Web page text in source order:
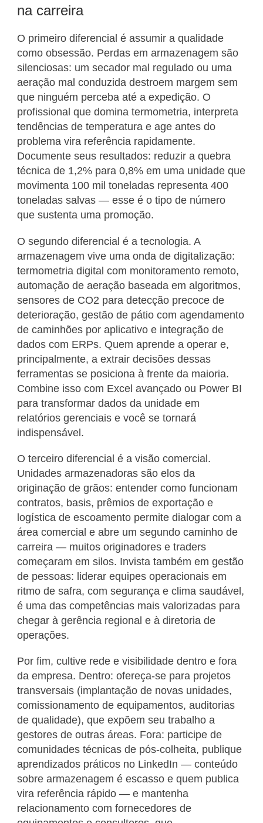
na carreira
O primeiro diferencial é assumir a qualidade
como obsessão. Perdas em armazenagem são
silenciosas: um secador mal regulado ou uma
aeração mal conduzida destroem margem sem
que ninguém perceba até a expedição. O
profissional que domina termometria, interpreta
tendências de temperatura e age antes do
problema vira referência rapidamente.
Documente seus resultados: reduzir a quebra
técnica de 1,2% para 0,8% em uma unidade que
movimenta 100 mil toneladas representa 400
toneladas salvas — esse é o tipo de número
que sustenta uma promoção.
O segundo diferencial é a tecnologia. A
armazenagem vive uma onda de digitalização:
termometria digital com monitoramento remoto,
automação de aeração baseada em algoritmos,
sensores de CO2 para detecção precoce de
deterioração, gestão de pátio com agendamento
de caminhões por aplicativo e integração de
dados com ERPs. Quem aprende a operar e,
principalmente, a extrair decisões dessas
ferramentas se posiciona à frente da maioria.
Combine isso com Excel avançado ou Power BI
para transformar dados da unidade em
relatórios gerenciais e você se tornará
indispensável.
O terceiro diferencial é a visão comercial.
Unidades armazenadoras são elos da
originação de grãos: entender como funcionam
contratos, basis, prêmios de exportação e
logística de escoamento permite dialogar com a
área comercial e abre um segundo caminho de
carreira — muitos originadores e traders
começaram em silos. Invista também em gestão
de pessoas: liderar equipes operacionais em
ritmo de safra, com segurança e clima saudável,
é uma das competências mais valorizadas para
chegar à gerência regional e à diretoria de
operações.
Por fim, cultive rede e visibilidade dentro e fora
da empresa. Dentro: ofereça-se para projetos
transversais (implantação de novas unidades,
comissionamento de equipamentos, auditorias
de qualidade), que expõem seu trabalho a
gestores de outras áreas. Fora: participe de
comunidades técnicas de pós-colheita, publique
aprendizados práticos no LinkedIn — conteúdo
sobre armazenagem é escasso e quem publica
vira referência rápido — e mantenha
relacionamento com fornecedores de